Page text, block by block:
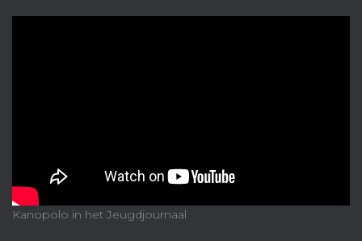
Kanopolo in het Jeugdjournaal